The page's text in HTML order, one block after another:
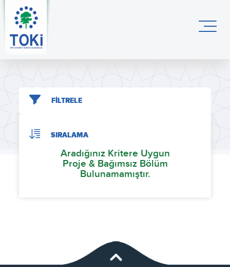
FİLTRELE
SIRALAMA
Aradığınız Kritere Uygun
Proje & Bağımsız Bölüm
Bulunamamıştır.